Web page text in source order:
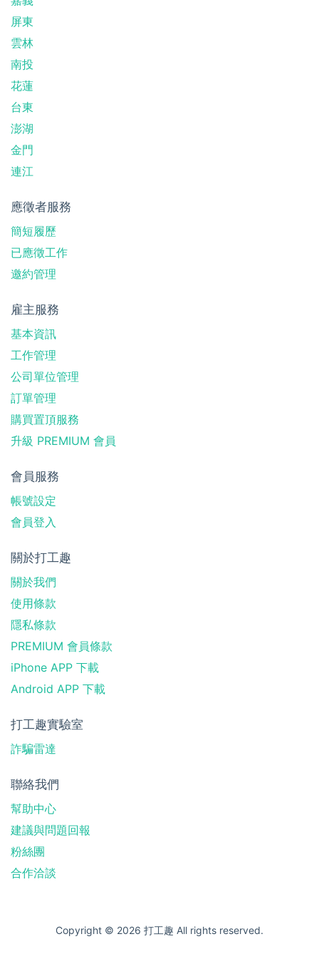
屏東
雲林
南投
花蓮
台東
澎湖
金門
連江
應徵者服務
簡短履歷
已應徵工作
邀約管理
雇主服務
基本資訊
工作管理
公司單位管理
訂單管理
購買置頂服務
升級 PREMIUM 會員
會員服務
帳號設定
會員登入
關於打工趣
關於我們
使用條款
隱私條款
PREMIUM 會員條款
iPhone APP 下載
Android APP 下載
打工趣實驗室
詐騙雷達
聯絡我們
幫助中心
建議與問題回報
粉絲團
合作洽談
Copyright © 2026 打工趣 All rights reserved.